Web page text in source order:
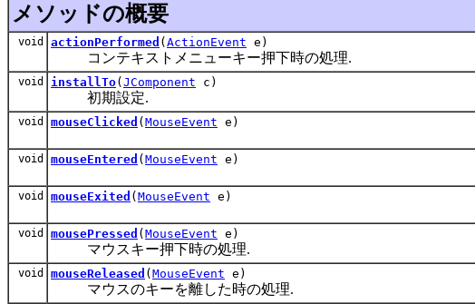
メソッドの概要
void actionPerformed ( ActionEvent e)
コンテキストメニューキー押下時の処理.
void installTo( JComponent c)
初期設定.
void mouseClicked ( MouseEvent e)
void mouseEntered ( MouseEvent e)
void mouseExited ( MouseEvent e)
void mousePressed ( MouseEvent e)
マウスキー押下時の処理.
void mouseReleased ( MouseEvent e)
マウスのキーを離した時の処理.